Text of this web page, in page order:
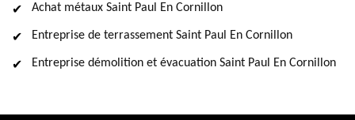
Achat métaux Saint Paul En Cornillon
Entreprise de terrassement Saint Paul En Cornillon
Entreprise démolition et évacuation Saint Paul En Cornillon